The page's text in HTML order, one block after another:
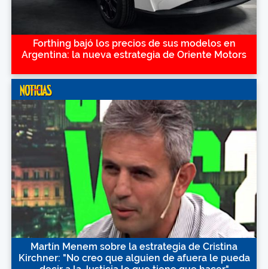
Forthing bajó los precios de sus modelos en
Argentina: la nueva estrategia de Oriente Motors
Martín Menem sobre la estrategia de Cristina
Kirchner: "No creo que alguien de afuera le pueda